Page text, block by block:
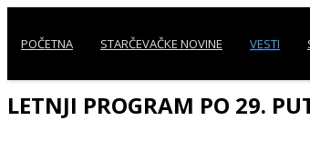
POČETNA STARČEVAČKE NOVINE VESTI
LETNJI PROGRAM PO 29.